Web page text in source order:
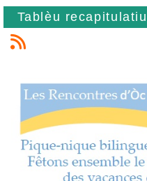
Tablèu recapitulatiu